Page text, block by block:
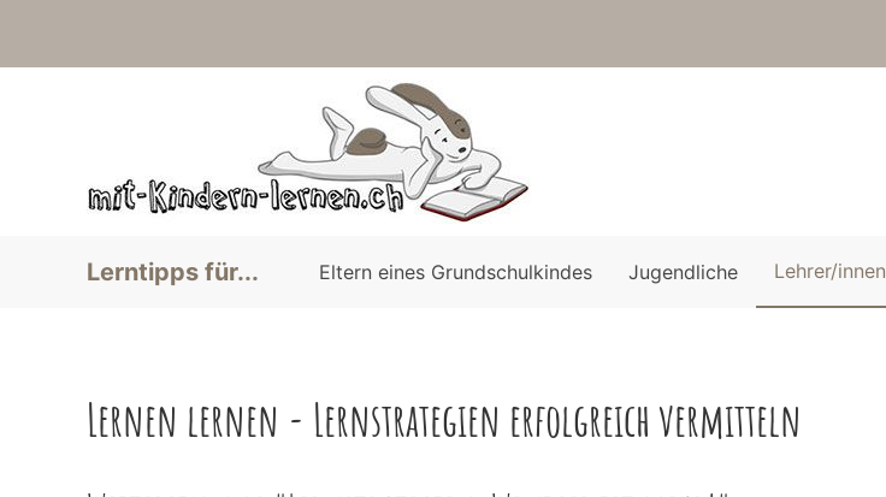
Lerntipps für... Eltern eines Grundschulkindes Jugendliche Lehrer/innen
Lernen lernen - Lernstrategien erfolgreich vermitteln